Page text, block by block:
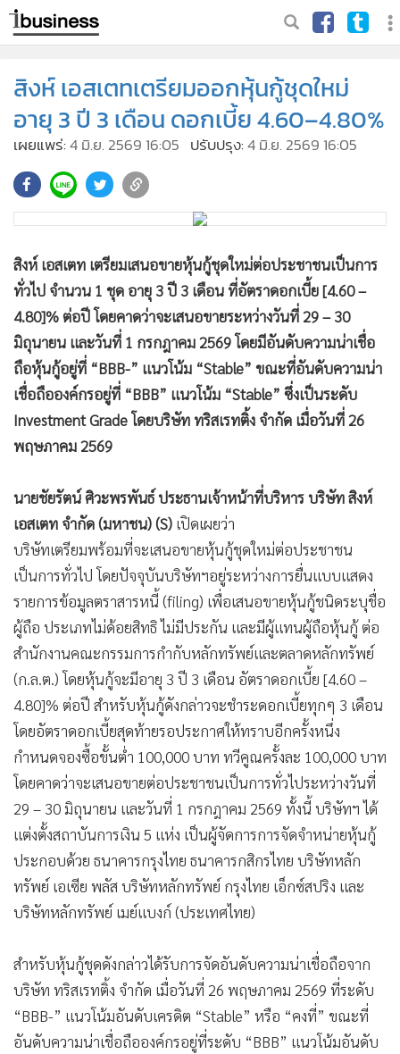
สิงห์ เอสเตทเตรียมออกหุ้นกู้ชุดใหม่
อายุ 3 ปี 3 เดือน ดอกเบี้ย 4.60–4.80%
เผยแพร่:4 มิ.ย. 2569 16:05 ปรับปรุง:4 มิ.ย. 2569 16:05
สิงห์ เอสเตท เตรียมเสนอขายหุ้นกู้ชุดใหม่ต่อประชาชนเป็นการ
ทั่วไป จำนวน 1 ชุด อายุ 3 ปี 3 เดือน ที่อัตราดอกเบี้ย [4.60 –
4.80]% ต่อปี โดยคาดว่าจะเสนอขายระหว่างวันที่ 29 – 30
มิถุนายน และวันที่ 1 กรกฎาคม 2569 โดยมีอันดับความน่าเชื่อ
ถือหุ้นกู้อยู่ที่ “BBB-” แนวโน้ม “Stable” ขณะที่อันดับความน่า
เชื่อถือองค์กรอยู่ที่ “BBB” แนวโน้ม “Stable” ซึ่งเป็นระดับ
Investment Grade โดยบริษัท ทริสเรทติ้ง จำกัด เมื่อวันที่ 26
พฤษภาคม 2569
นายชัยรัตน์ ศิวะพรพันธ์ ประธานเจ้าหน้าที่บริหาร บริษัท สิงห์
เอสเตท จำกัด (มหาชน) (S) เปิดเผยว่า
บริษัทเตรียมพร้อมที่จะเสนอขายหุ้นกู้ชุดใหม่ต่อประชาชน
เป็นการทั่วไป โดยปัจจุบันบริษัทฯอยู่ระหว่างการยื่นแบบแสดง
รายการข้อมูลตราสารหนี้ (filing) เพื่อเสนอขายหุ้นกู้ชนิดระบุชื่อ
ผู้ถือ ประเภทไม่ด้อยสิทธิ ไม่มีประกัน และมีผู้แทนผู้ถือหุ้นกู้ ต่อ
สำนักงานคณะกรรมการกำกับหลักทรัพย์และตลาดหลักทรัพย์
(ก.ล.ต.) โดยหุ้นกู้จะมีอายุ 3 ปี 3 เดือน อัตราดอกเบี้ย [4.60 –
4.80]% ต่อปี สำหรับหุ้นกู้ดังกล่าวจะชำระดอกเบี้ยทุกๆ 3 เดือน
โดยอัตราดอกเบี้ยสุดท้ายรอประกาศให้ทราบอีกครั้งหนึ่ง
กำหนดจองซื้อขั้นต่ำ 100,000 บาท ทวีคูณครั้งละ 100,000 บาท
โดยคาดว่าจะเสนอขายต่อประชาชนเป็นการทั่วไประหว่างวันที่
29 – 30 มิถุนายน และวันที่ 1 กรกฎาคม 2569 ทั้งนี้ บริษัทฯ ได้
แต่งตั้งสถาบันการเงิน 5 แห่ง เป็นผู้จัดการการจัดจำหน่ายหุ้นกู้
ประกอบด้วย ธนาคารกรุงไทย ธนาคารกสิกรไทย บริษัทหลัก
ทรัพย์ เอเซีย พลัส บริษัทหลักทรัพย์ กรุงไทย เอ็กซ์สปริง และ
บริษัทหลักทรัพย์ เมย์แบงก์ (ประเทศไทย)
สำหรับหุ้นกู้ชุดดังกล่าวได้รับการจัดอันดับความน่าเชื่อถือจาก
บริษัท ทริสเรทติ้ง จำกัด เมื่อวันที่ 26 พฤษภาคม 2569 ที่ระดับ
“BBB-” แนวโน้มอันดับเครดิต “Stable” หรือ “คงที่” ขณะที่
อันดับความน่าเชื่อถือองค์กรอยู่ที่ระดับ “BBB” แนวโน้มอันดับ